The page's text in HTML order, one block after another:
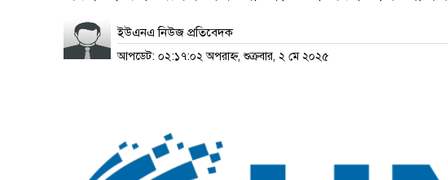
ইউএনএ নিউজ প্রতিবেদক
আপডেট: ০২:১৭:০২ অপরাহ্ন, শুক্রবার, ২ মে ২০২৫